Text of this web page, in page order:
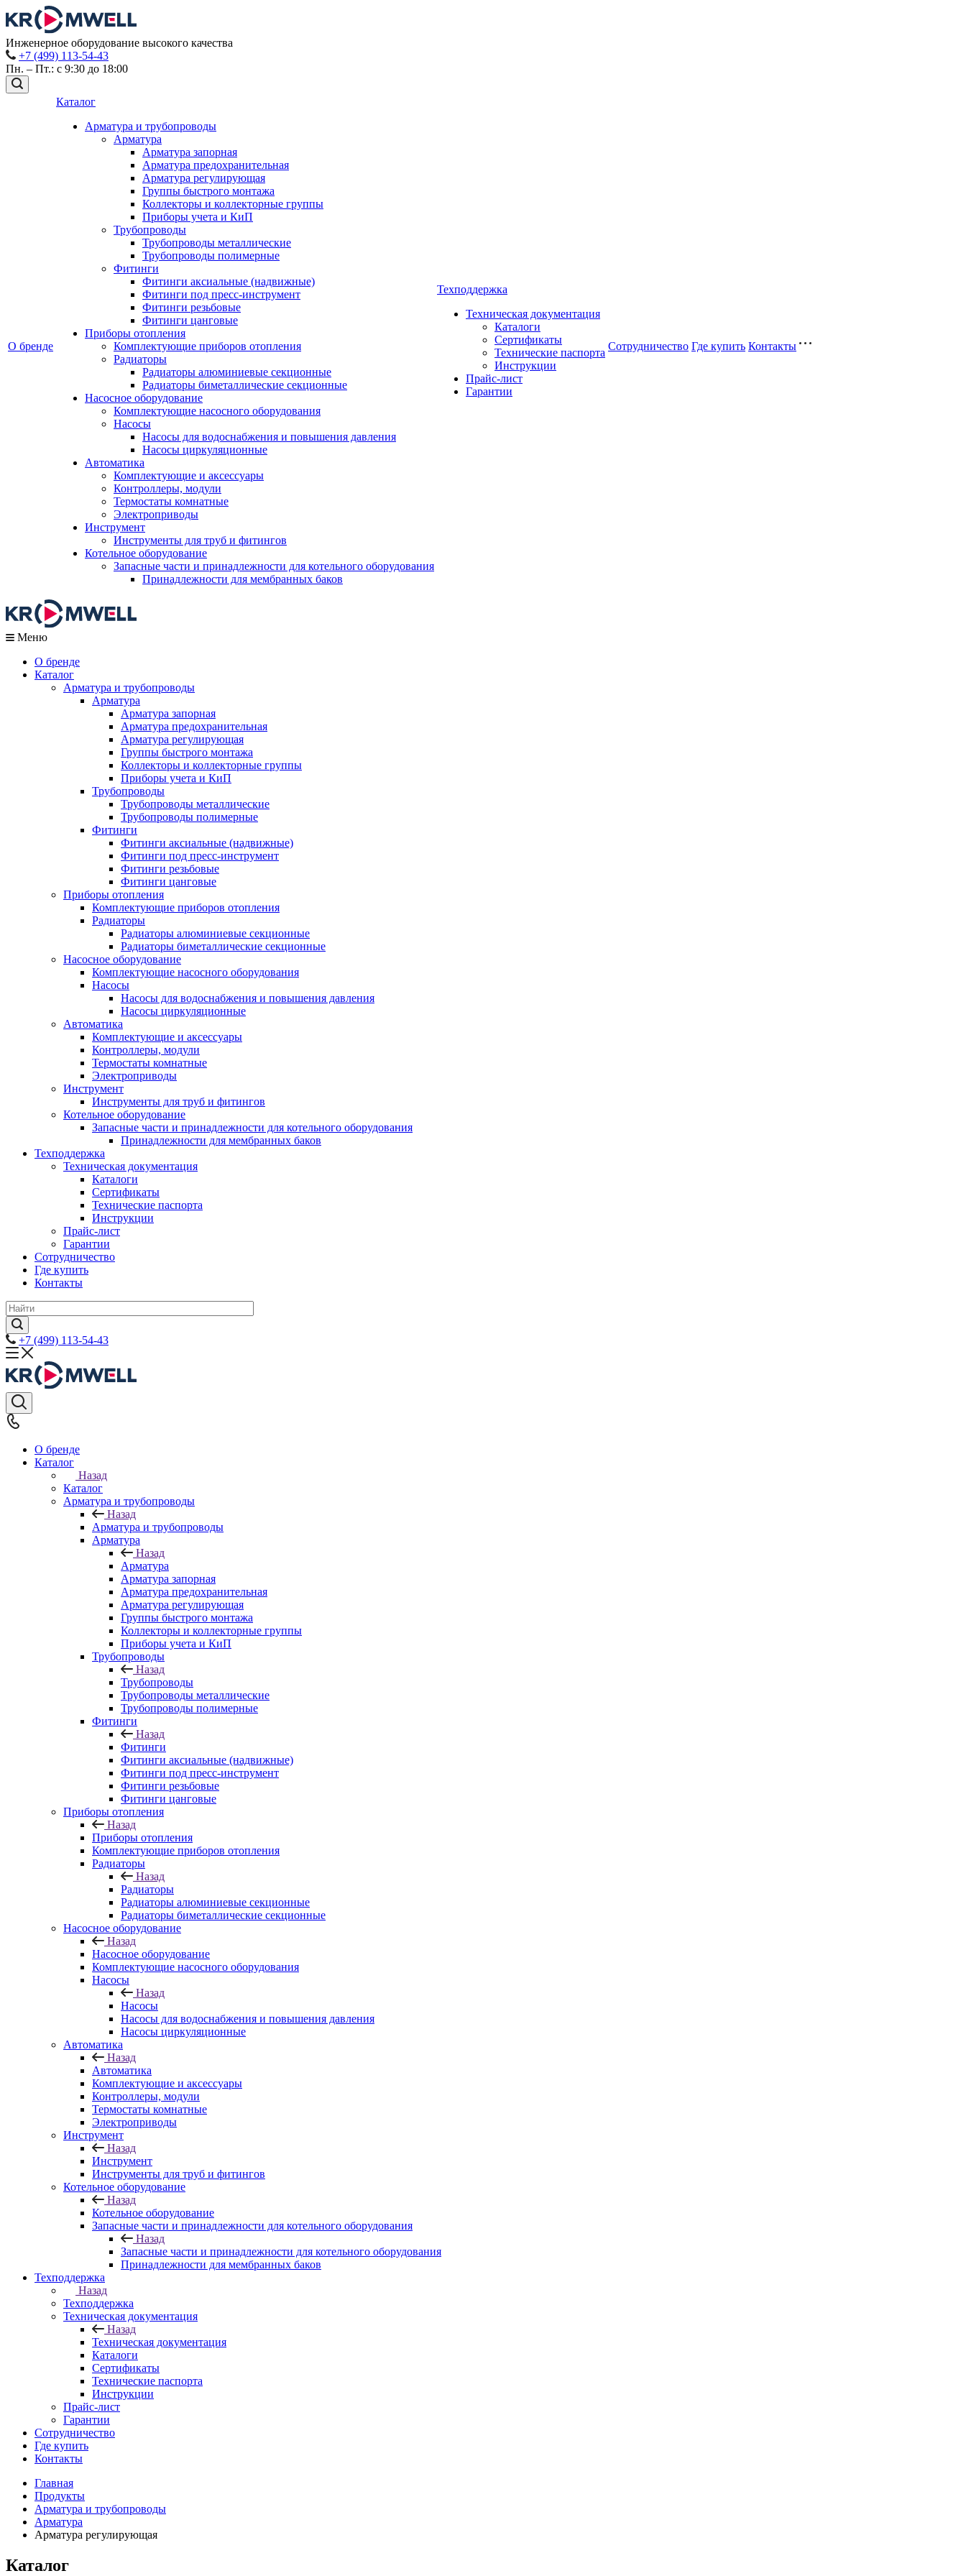
Инженерное оборудование высокого качества
+7 (499) 113-54-43
Пн. – Пт.: с 9:30 до 18:00
О бренде
Каталог
Арматура и трубопроводы
Арматура
Арматура запорная
Арматура предохранительная
Арматура регулирующая
Группы быстрого монтажа
Коллекторы и коллекторные группы
Приборы учета и КиП
Трубопроводы
Трубопроводы металлические
Трубопроводы полимерные
Фитинги
Фитинги аксиальные (надвижные)
Фитинги под пресс-инструмент
Фитинги резьбовые
Фитинги цанговые
Приборы отопления
Комплектующие приборов отопления
Радиаторы
Радиаторы алюминиевые секционные
Радиаторы биметаллические секционные
Насосное оборудование
Комплектующие насосного оборудования
Насосы
Насосы для водоснабжения и повышения давления
Насосы циркуляционные
Автоматика
Комплектующие и аксессуары
Контроллеры, модули
Термостаты комнатные
Электроприводы
Инструмент
Инструменты для труб и фитингов
Котельное оборудование
Запасные части и принадлежности для котельного оборудования
Принадлежности для мембранных баков
Техподдержка
Техническая документация
Каталоги
Сертификаты
Технические паспорта
Инструкции
Прайс-лист
Гарантии
Сотрудничество Где купить Контакты
Меню
О бренде
Каталог
Арматура и трубопроводы
Арматура
Арматура запорная
Арматура предохранительная
Арматура регулирующая
Группы быстрого монтажа
Коллекторы и коллекторные группы
Приборы учета и КиП
Трубопроводы
Трубопроводы металлические
Трубопроводы полимерные
Фитинги
Фитинги аксиальные (надвижные)
Фитинги под пресс-инструмент
Фитинги резьбовые
Фитинги цанговые
Приборы отопления
Комплектующие приборов отопления
Радиаторы
Радиаторы алюминиевые секционные
Радиаторы биметаллические секционные
Насосное оборудование
Комплектующие насосного оборудования
Насосы
Насосы для водоснабжения и повышения давления
Насосы циркуляционные
Автоматика
Комплектующие и аксессуары
Контроллеры, модули
Термостаты комнатные
Электроприводы
Инструмент
Инструменты для труб и фитингов
Котельное оборудование
Запасные части и принадлежности для котельного оборудования
Принадлежности для мембранных баков
Техподдержка
Техническая документация
Каталоги
Сертификаты
Технические паспорта
Инструкции
Прайс-лист
Гарантии
Сотрудничество
Где купить
Контакты
+7 (499) 113-54-43
О бренде
Каталог
Назад
Каталог
Арматура и трубопроводы
Назад
Арматура и трубопроводы
Арматура
Назад
Арматура
Арматура запорная
Арматура предохранительная
Арматура регулирующая
Группы быстрого монтажа
Коллекторы и коллекторные группы
Приборы учета и КиП
Трубопроводы
Назад
Трубопроводы
Трубопроводы металлические
Трубопроводы полимерные
Фитинги
Назад
Фитинги
Фитинги аксиальные (надвижные)
Фитинги под пресс-инструмент
Фитинги резьбовые
Фитинги цанговые
Приборы отопления
Назад
Приборы отопления
Комплектующие приборов отопления
Радиаторы
Назад
Радиаторы
Радиаторы алюминиевые секционные
Радиаторы биметаллические секционные
Насосное оборудование
Назад
Насосное оборудование
Комплектующие насосного оборудования
Насосы
Назад
Насосы
Насосы для водоснабжения и повышения давления
Насосы циркуляционные
Автоматика
Назад
Автоматика
Комплектующие и аксессуары
Контроллеры, модули
Термостаты комнатные
Электроприводы
Инструмент
Назад
Инструмент
Инструменты для труб и фитингов
Котельное оборудование
Назад
Котельное оборудование
Запасные части и принадлежности для котельного оборудования
Назад
Запасные части и принадлежности для котельного оборудования
Принадлежности для мембранных баков
Техподдержка
Назад
Техподдержка
Техническая документация
Назад
Техническая документация
Каталоги
Сертификаты
Технические паспорта
Инструкции
Прайс-лист
Гарантии
Сотрудничество
Где купить
Контакты
Главная
Продукты
Арматура и трубопроводы
Арматура
Арматура регулирующая
Каталог